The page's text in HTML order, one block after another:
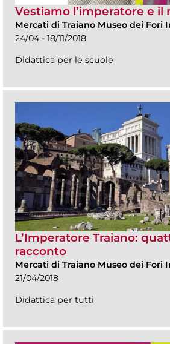
Vestiamo l’imperatore e il
Mercati di Traiano Museo dei Fori
24/04 - 18/11/2018
Didattica per le scuole
L’Imperatore Traiano:
racconto
Mercati di Traiano Museo dei Fori
21/04/2018
Didattica per tutti